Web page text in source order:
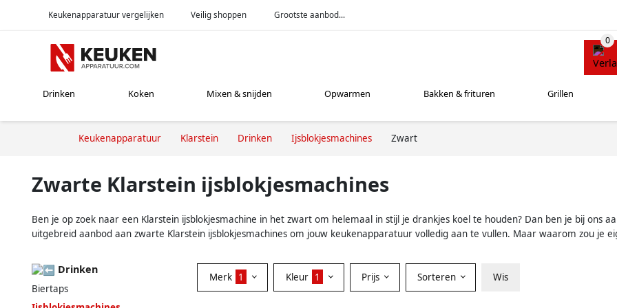
Keukenapparatuur vergelijken Veilig shoppen Grootste aanbod...
Drinken Koken Mixen & snijden Opwarmen Bakken & frituren Grillen
Keukenapparatuur Klarstein Drinken Ijsblokjesmachines Zwart
Zwarte Klarstein ijsblokjesmachines
Ben je op zoek naar een Klarstein ijsblokjesmachine in het zwart om helemaal in stijl je drankjes koel te houden? Dan ben je bij ons
uitgebreid aanbod aan zwarte Klarstein ijsblokjesmachines om jouw keukenapparatuur volledig aan te vullen. Maar waarom zou je
Drinken
Biertaps
Merk 1 Kleur 1 Prijs Sorteren Wis